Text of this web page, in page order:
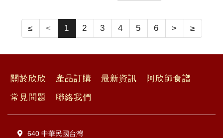
≤ < 1 2 3 4 5 6 > ≥
關於欣欣 產品訂購 最新資訊
阿欣師食譜
常見問題
聯絡我們
640 中華民國台灣